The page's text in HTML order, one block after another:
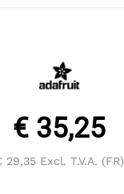
€ 35,25
29,35 Excl. T.V.A. (FR)